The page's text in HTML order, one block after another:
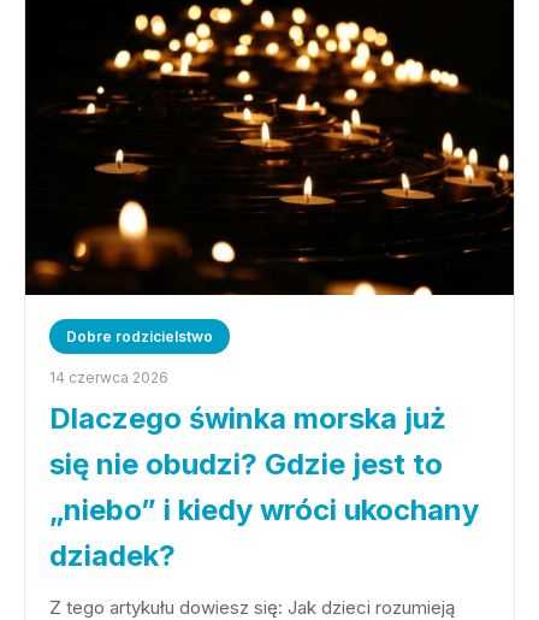
Dobre rodzicielstwo
14 czerwca 2026
Dlaczego świnka morska już
się nie obudzi? Gdzie jest to
„niebo” i kiedy wróci ukochany
dziadek?
Z tego artykułu dowiesz się: Jak dzieci rozumieją